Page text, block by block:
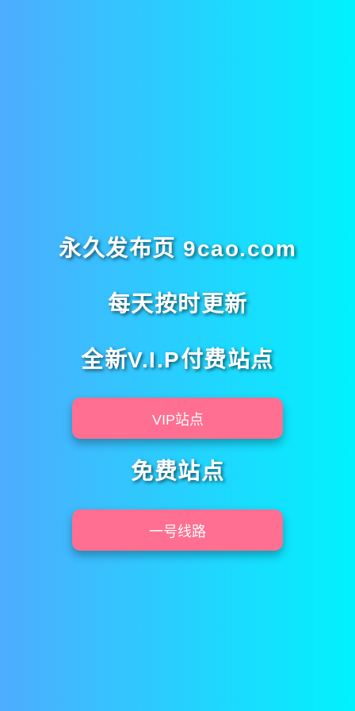
永久发布页 9cao.com
每天按时更新
全新V.I.P付费站点
VIP站点
免费站点
一号线路